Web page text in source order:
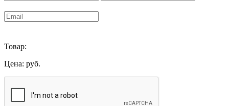
Товар:
Цена: руб.